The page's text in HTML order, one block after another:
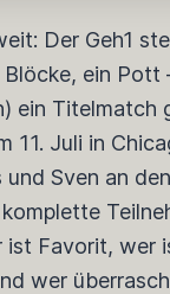
Der Geh1
ein Pott
ein Titelmatch
11. Juli in
und Sven an
ist Favorit, wer
wer